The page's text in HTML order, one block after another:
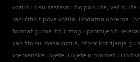
vozilo i nisu sastavni dio ponude, već
različitih tipova vozila. Dodatna oprema i
format guma itd.) mogu promijeniti
kao što su masa vozila, otpor kotrljanja
vremenske uvjete, uvjete u prometu i